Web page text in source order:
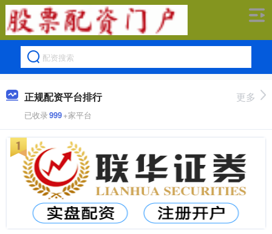
正规配资平台排行
已收录999+家平台
更多